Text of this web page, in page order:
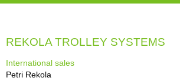
REKOLA TROLLEY SYSTEMS
International sales
Petri Rekola